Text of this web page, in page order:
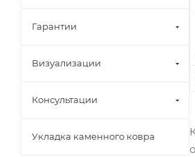
Гарантии
Визуализации
Консультации
Укладка каменного ковра